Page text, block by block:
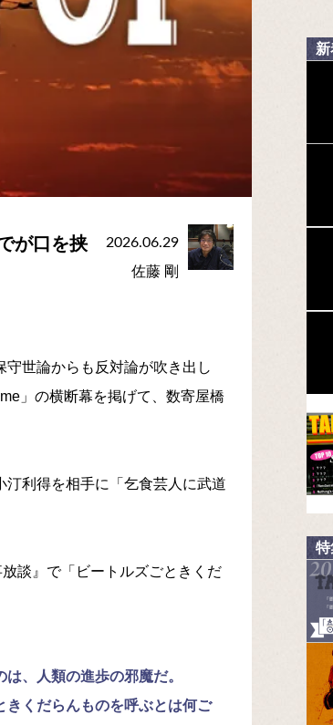
が口を挟
2026.06.29
佐藤 剛
世論からも反対論が吹き出し
」の横断幕を掲げて、数寄屋橋
利得を相手に「乞食芸人に武道
談』で「ビートルズごときくだ
、人類の進歩の邪魔だ。
きくだらんものを呼ぶとは何ご
特